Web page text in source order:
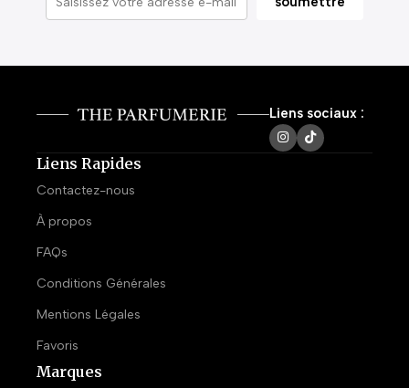
Liens sociaux :
Liens Rapides
Contactez-nous
À propos
FAQs
Conditions Générales
Mentions Légales
Favoris
Marques